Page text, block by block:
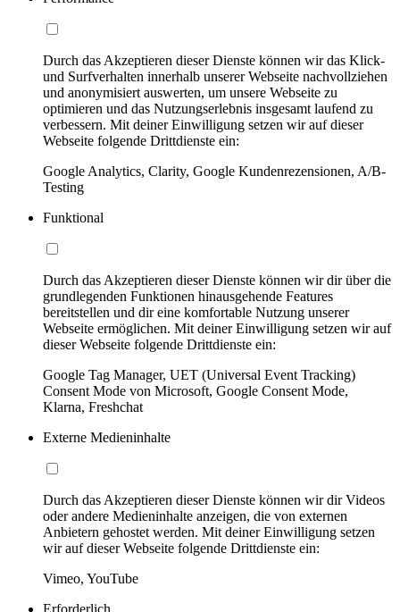
Durch das Akzeptieren dieser Dienste können wir das Klick-
und Surfverhalten innerhalb unserer Webseite nachvollziehen
und anonymisiert auswerten, um unsere Webseite zu
optimieren und das Nutzungserlebnis insgesamt laufend zu
verbessern. Mit deiner Einwilligung setzen wir auf dieser
Webseite folgende Drittdienste ein:
Google Analytics, Clarity, Google Kundenrezensionen, A/B-
Testing
Funktional
Durch das Akzeptieren dieser Dienste können wir dir über die
grundlegenden Funktionen hinausgehende Features
bereitstellen und dir eine komfortable Nutzung unserer
Webseite ermöglichen. Mit deiner Einwilligung setzen wir auf
dieser Webseite folgende Drittdienste ein:
Google Tag Manager, UET (Universal Event Tracking)
Consent Mode von Microsoft, Google Consent Mode,
Klarna, Freshchat
Externe Medieninhalte
Durch das Akzeptieren dieser Dienste können wir dir Videos
oder andere Medieninhalte anzeigen, die von externen
Anbietern gehostet werden. Mit deiner Einwilligung setzen
wir auf dieser Webseite folgende Drittdienste ein:
Vimeo, YouTube
Erforderlich